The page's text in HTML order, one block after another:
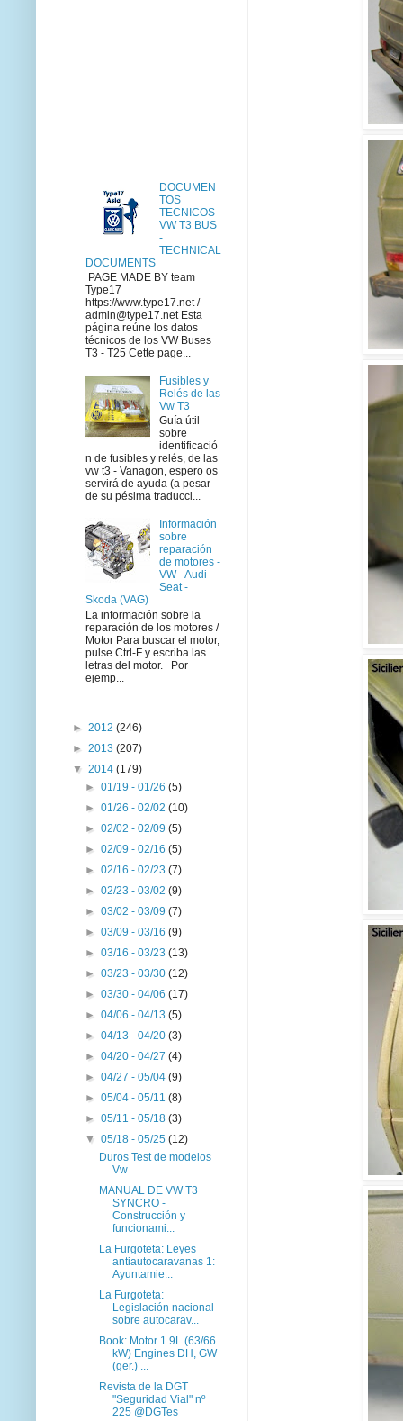
DOCUMEN
TOS
TECNICOS
VW T3 BUS
-
TECHNICAL
DOCUMENTS
PAGE MADE BY team
Type17
https://www.type17.net /
admin@type17.net Esta
página reúne los datos
técnicos de los VW Buses
T3 - T25 Cette page...
Fusibles y
Relés de las
Vw T3
Guía útil
sobre
identificació
n de fusibles y relés, de las
vw t3 - Vanagon, espero os
servirá de ayuda (a pesar
de su pésima traducci...
Información
sobre
reparación
de motores -
VW - Audi -
Seat -
Skoda (VAG)
La información sobre la
reparación de los motores /
Motor Para buscar el motor,
pulse Ctrl-F y escriba las
letras del motor. Por
ejemp...
► 2012 (246)
► 2013 (207)
▼ 2014 (179)
►01/19 - 01/26(5)
►01/26 - 02/02(10)
►02/02 - 02/09(5)
►02/09 - 02/16(5)
►02/16 - 02/23(7)
►02/23 - 03/02(9)
►03/02 - 03/09(7)
►03/09 - 03/16(9)
►03/16 - 03/23(13)
►03/23 - 03/30(12)
►03/30 - 04/06(17)
►04/06 - 04/13(5)
►04/13 - 04/20(3)
►04/20 - 04/27(4)
►04/27 - 05/04(9)
►05/04 - 05/11(8)
►05/11 - 05/18(3)
▼05/18 - 05/25(12)
Duros Test de modelos
Vw
MANUAL DE VW T3
SYNCRO -
Construcción y
funcionami...
La Furgoteta: Leyes
antiautocaravanas 1:
Ayuntamie...
La Furgoteta:
Legislación nacional
sobre autocarav...
Book: Motor 1.9L (63/66
kW) Engines DH, GW
(ger.) ...
Revista de la DGT
"Seguridad Vial" nº
225 @DGTes